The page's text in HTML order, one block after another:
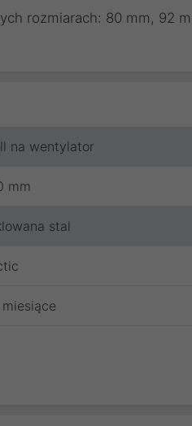
rozmiarach: 80 mm, 92
na wentylator
mm
stal